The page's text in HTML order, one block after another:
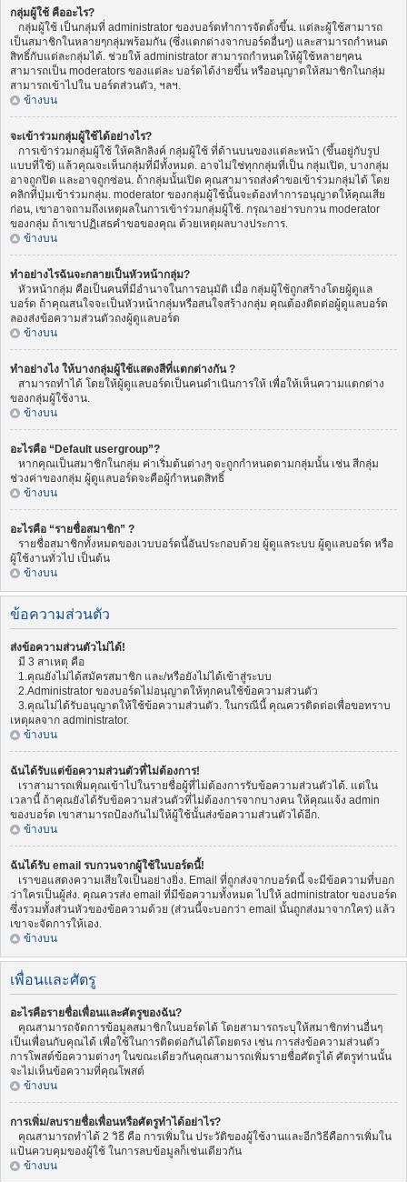
กลุ่มผู้ใช้ คืออะไร?
กลุ่มผู้ใช้ เป็นกลุ่มที่ administrator ของบอร์ดทำการจัดตั้งขึ้น. แต่ละผู้ใช้สามารถ
เป็นสมาชิกในหลายๆกลุ่มพร้อมกัน (ซึ่งแตกต่างจากบอร์ดอื่นๆ) และสามารถกำหนด
สิทธิ์กับแต่ละกลุ่มได้. ช่วยให้ administrator สามารถกำหนดให้ผู้ใช้หลายๆคน
สามารถเป็น moderators ของแต่ละ บอร์ดได้ง่ายขึ้น หรืออนุญาตให้สมาชิกในกลุ่ม
สามารถเข้าไปใน บอร์ดส่วนตัว, ฯลฯ.
ข้างบน
จะเข้าร่วมกลุ่มผู้ใช้ได้อย่างไร?
การเข้าร่วมกลุ่มผู้ใช้ ให้คลิกลิงค์ กลุ่มผู้ใช้ ที่ด้านบนของแต่ละหน้า (ขึ้นอยู่กับรูป
แบบที่ใช้) แล้วคุณจะเห็นกลุ่มที่มีทั้งหมด. อาจไม่ใช่ทุกกลุ่มที่เป็น กลุ่มเปิด, บางกลุ่ม
อาจถูกปิด และอาจถูกซ่อน. ถ้ากลุ่มนั้นเปิด คุณสามารถส่งคำขอเข้าร่วมกลุ่มได้ โดย
คลิกที่ปุ่มเข้าร่วมกลุ่ม. moderator ของกลุ่มผู้ใช้นั้นจะต้องทำการอนุญาตให้คุณเสีย
ก่อน, เขาอาจถามถึงเหตุผลในการเข้าร่วมกลุ่มผู้ใช้. กรุณาอย่ารบกวน moderator
ของกลุ่ม ถ้าเขาปฏิเสธคำขอของคุณ ด้วยเหตุผลบางประการ.
ข้างบน
ทำอย่างไรฉันจะกลายเป็นหัวหน้ากลุ่ม?
หัวหน้ากลุ่ม คือเป็นคนที่มีอำนาจในการอนุมัติ เมื่อ กลุ่มผู้ใช้ถูกสร้างโดยผู้ดูแล
บอร์ด ถ้าคุณสนใจจะเป็นหัวหน้ากลุ่มหรือสนใจสร้างกลุ่ม คุณต้องติดต่อผู้ดูแลบอร์ด
ลองส่งข้อความส่วนตัวถงผู้ดูแลบอร์ด
ข้างบน
ทำอย่างไง ให้บางกลุ่มผู้ใช้แสดงสีที่แตกต่างกัน ?
สามารถทำได้ โดยให้ผู้ดูแลบอร์ดเป็นคนดำเนินการให้ เพื่อให้เห็นความแตกต่าง
ของกลุ่มผู้ใช้งาน.
ข้างบน
อะไรคือ “Default usergroup”?
หากคุณเป็นสมาชิกในกลุ่ม ค่าเริ่มต้นต่างๆ จะถูกกำหนดตามกลุ่มนั้น เช่น สีกลุ่ม
ช่วงค่าของกลุ่ม ผู้ดูแลบอร์ดจะคือผู้กำหนดสิทธิ์
ข้างบน
อะไรคือ “รายชื่อสมาชิก” ?
รายชื่อสมาชิกทั้งหมดของเวบบอร์ดนี้อันประกอบด้วย ผู้ดูแลระบบ ผู้ดูแลบอร์ด หรือ
ผู้ใช้งานทั่วไป เป็นต้น
ข้างบน
ข้อความส่วนตัว
ส่งข้อความส่วนตัวไม่ได้!
มี 3 สาเหตุ คือ
1.คุณยังไม่ได้สมัครสมาชิก และ/หรือยังไม่ได้เข้าสู่ระบบ
2.Administrator ของบอร์ดไม่อนุญาตให้ทุกคนใช้ข้อความส่วนตัว
3.คุณไม่ได้รับอนุญาตให้ใช้ข้อความส่วนตัว. ในกรณีนี้ คุณควรติดต่อเพื่อขอทราบ
เหตุผลจาก administrator.
ข้างบน
ฉันได้รับแต่ข้อความส่วนตัวที่ไม่ต้องการ!
เราสามารถเพิ่มคุณเข้าไปในรายชื่อผู้ที่ไม่ต้องการรับข้อความส่วนตัวได้. แต่ใน
เวลานี้ ถ้าคุณยังได้รับข้อความส่วนตัวที่ไม่ต้องการจากบางคน ให้คุณแจ้ง admin
ของบอร์ด เขาสามารถป้องกันไม่ให้ผู้ใช้นั้นส่งข้อความส่วนตัวได้อีก.
ข้างบน
ฉันได้รับ email รบกวนจากผู้ใช้ในบอร์ดนี้!
เราขอแสดงความเสียใจเป็นอย่างยิ่ง. Email ที่ถูกส่งจากบอร์ดนี้ จะมีข้อความที่บอก
ว่าใครเป็นผู้ส่ง. คุณควรส่ง email ที่มีข้อความทั้งหมด ไปให้ administrator ของบอร์ด
ซึ่งรวมทั้งส่วนหัวของข้อความด้วย (ส่วนนี้จะบอกว่า email นั้นถูกส่งมาจากใคร) แล้ว
เขาจะจัดการให้เอง.
ข้างบน
เพื่อนและศัตรู
อะไรคือรายชื่อเพื่อนและศัตรูของฉัน?
คุณสามารถจัดการข้อมูลสมาชิกในบอร์ดได้ โดยสามารถระบุให้สมาชิกท่านอื่นๆ
เป็นเพื่อนกับคุณได้ เพื่อใช้ในการติดต่อกันได้โดยตรง เช่น การส่งข้อความส่วนตัว
การโพสต์ข้อความต่างๆ ในขณะเดียวกันคุณสามารถเพิ่มรายชื่อศัตรูได้ ศัตรูท่านนั้น
จะไม่เห็นข้อความที่คุณโพสต์
ข้างบน
การเพิ่ม/ลบรายชื่อเพื่อนหรือศัตรูทำได้อย่าไร?
คุณสามารถทำได้ 2 วิธี คือ การเพิ่มใน ประวัติของผู้ใช้งานและอีกวิธีคือการเพิ่มใน
แป้นควบคุมของผู้ใช้ ในการลบข้อมูลก็เช่นเดียวกัน
ข้างบน